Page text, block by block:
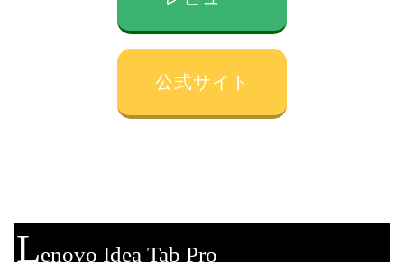
公式サイト
Lenovo Idea Tab Pro